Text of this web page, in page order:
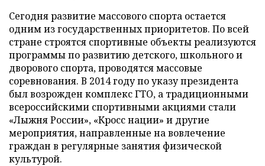
Сегодня развитие массового спорта остается
одним из государственных приоритетов. По всей
стране строятся спортивные объекты реализуются
программы по развитию детского, школьного и
дворового спорта, проводятся массовые
соревнования. В 2014 году по указу президента
был возрожден комплекс ГТО, а традиционными
всероссийскими спортивными акциями стали
«Лыжня России», «Кросс нации» и другие
мероприятия, направленные на вовлечение
граждан в регулярные занятия физической
культурой.